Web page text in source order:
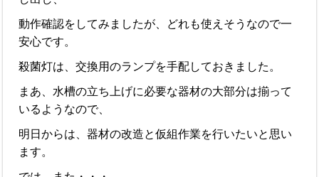
動作確認をしてみましたが、どれも使えそうなので一
安心です。
殺菌灯は、交換用のランプを手配しておきました。
まあ、水槽の立ち上げに必要な器材の大部分は揃って
いるようなので、
明日からは、器材の改造と仮組作業を行いたいと思い
ます。